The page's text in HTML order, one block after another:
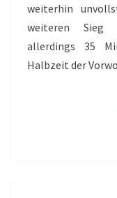
weiterhin
weiteren Sieg
allerdings 35
Halbzeit der